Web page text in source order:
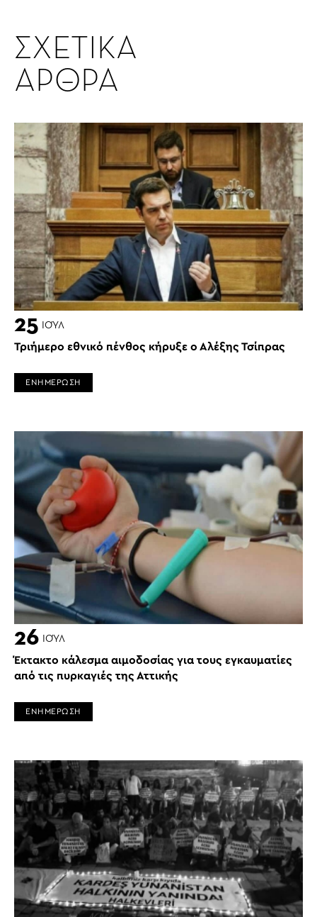
ΣΧΕΤΙΚΑ
ΑΡΘΡΑ
25 ΙΟΎΛ
Τριήμερο εθνικό πένθος κήρυξε ο Αλέξης Τσίπρας
ΕΝΗΜΕΡΩΣΗ
26 ΙΟΎΛ
Έκτακτο κάλεσμα αιμοδοσίας για τους εγκαυματίες
από τις πυρκαγιές της Αττικής
ΕΝΗΜΕΡΩΣΗ